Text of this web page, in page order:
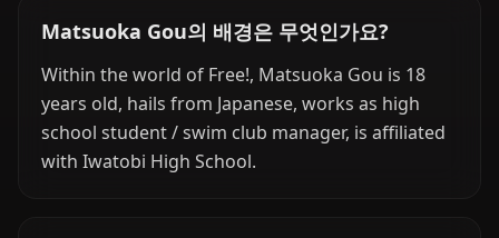
Matsuoka Gou의 배경은 무엇인가요?
Within the world of Free!, Matsuoka Gou is 18
years old, hails from Japanese, works as high
school student / swim club manager, is affiliated
with Iwatobi High School.